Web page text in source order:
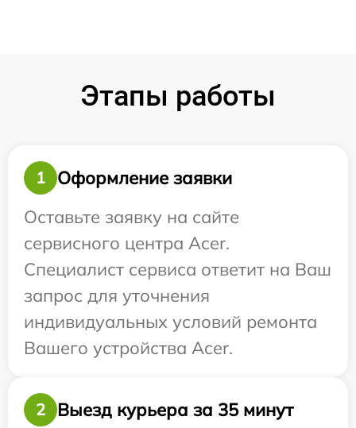
Этапы работы
1
Оформление заявки
Оставьте заявку на сайте
сервисного центра Acer.
Специалист сервиса ответит на Ваш
запрос для уточнения
индивидуальных условий ремонта
Вашего устройства Acer.
2
Выезд курьера за 35 минут